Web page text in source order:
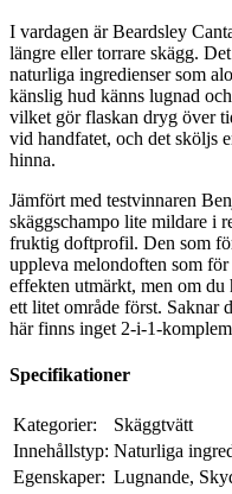
I vardagen är Beardsley
längre eller torrare skägg.
naturliga ingredienser som
känslig hud känns lugnad
vilket gör flaskan dryg över
vid handfatet, och det sköljs
hinna.
Jämfört med testvinnaren
skäggschampo lite mildare i
fruktig doftprofil. Den som
uppleva melondoften som
effekten utmärkt, men om du
ett litet område först. Saknar
här finns inget 2-i-1-
Specifikationer
Kategorier:
Skäggtvätt
Innehållstyp: Naturliga
Egenskaper: Lugnande,